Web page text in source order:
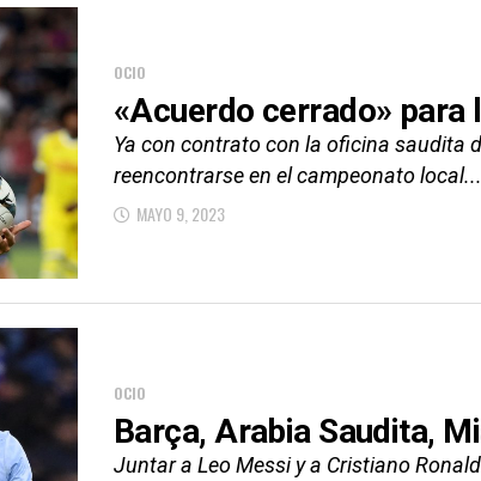
OCIO
«Acuerdo cerrado» para
Ya con contrato con la oficina saudita
reencontrarse en el campeonato local...
MAYO 9, 2023
OCIO
Barça, Arabia Saudita,
Juntar a Leo Messi y a Cristiano